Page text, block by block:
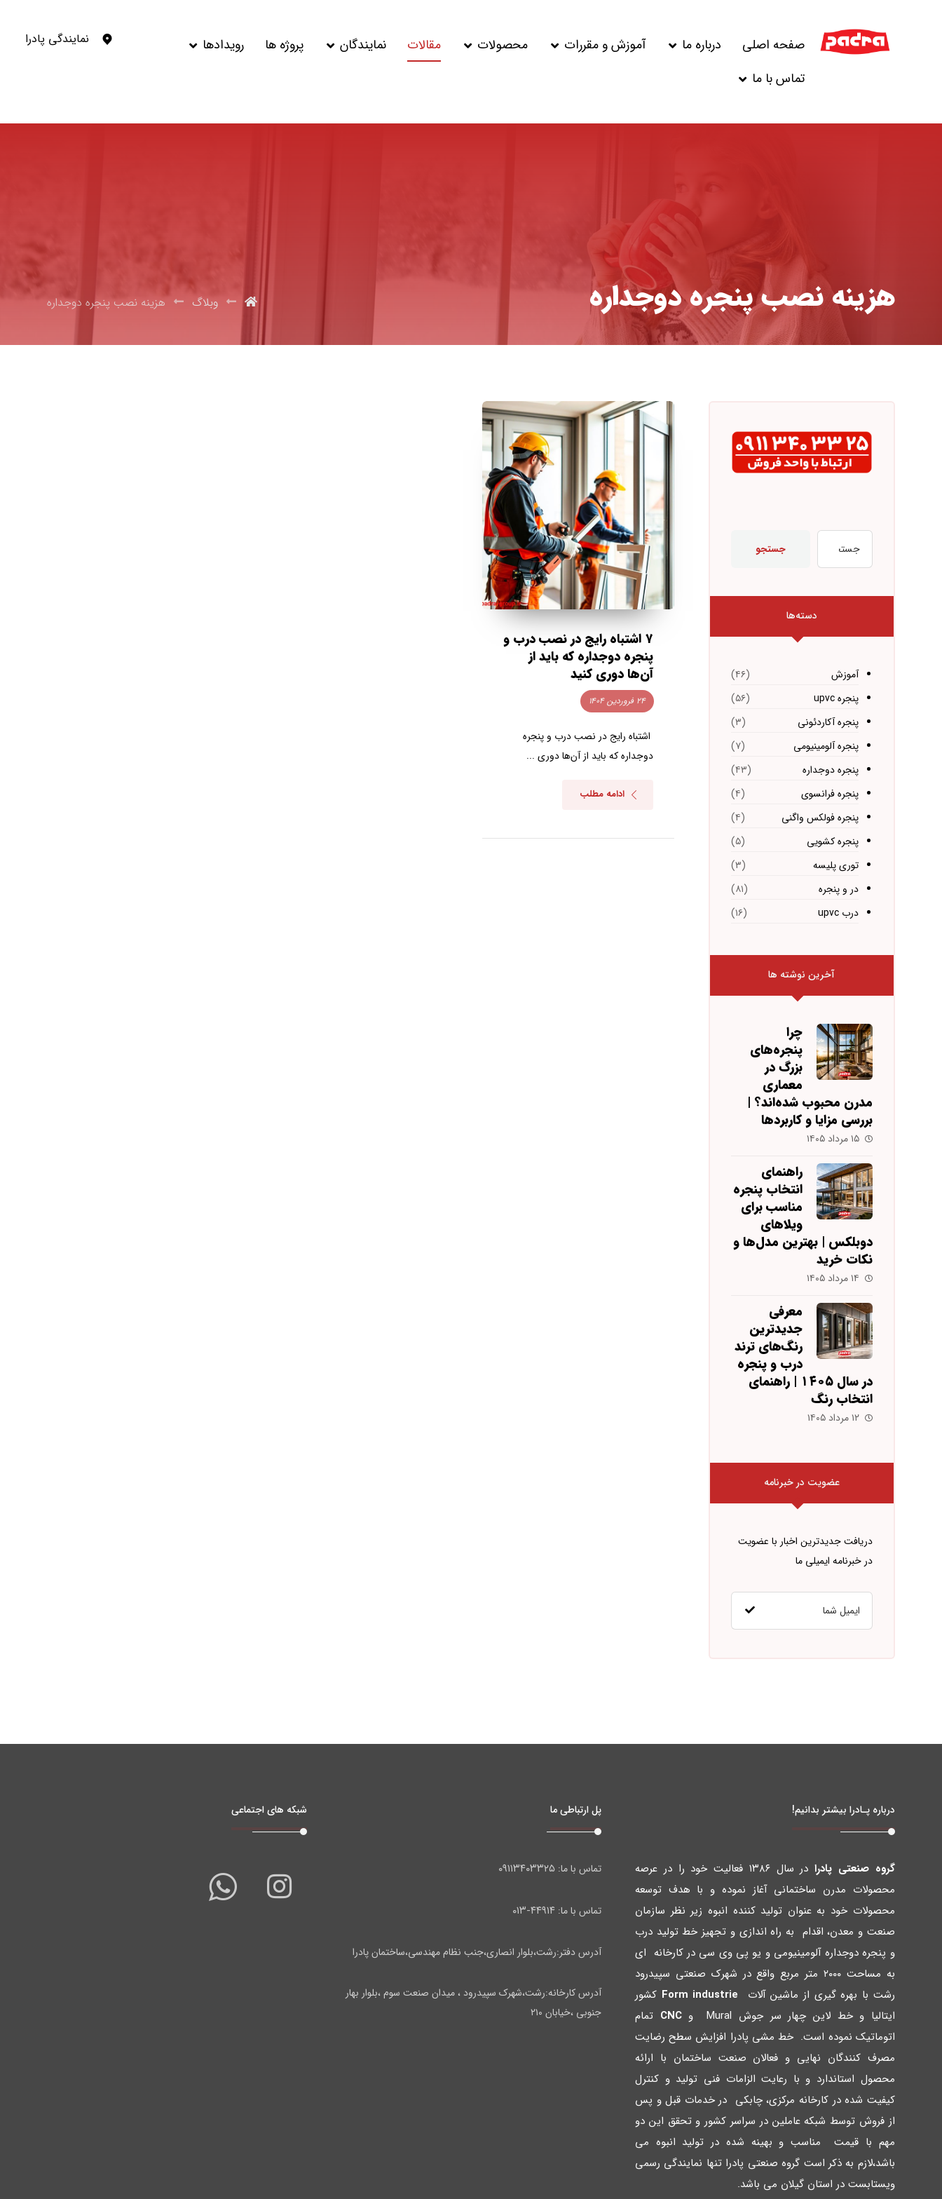
صفحه اصلی درباره ما آموزش و مقررات محصولات مقالات نمایندگان پروژه ها
رویدادها
تماس با ما
نمایندگی پادرا
هزینه نصب پنجره دوجداره وبلاگ هزینه نصب پنجره دوجداره
۷ اشتباه رایج در نصب درب و
پنجره دوجداره که باید از
آن‌ها دوری کنید
۲۴ فروردین ۱۴۰۴
اشتباه رایج در نصب درب و پنجره
دوجداره که باید از آن‌ها دوری ...
ادامه مطلب
جستجو
دسته‌ها
آموزش
(۴۶)
پنجره upvc
(۵۶)
پنجره آکاردئونی
(۳)
پنجره آلومینیومی
(۷)
پنجره دوجداره
(۴۳)
پنجره فرانسوی
(۴)
پنجره فولکس واگنی
(۴)
پنجره کشویی
(۵)
توری پلیسه
(۳)
در و پنجره
(۸۱)
درب upvc
(۱۶)
آخرین نوشته ها
چرا
پنجره‌های
بزرگ در
معماری
مدرن محبوب شده‌اند؟ |
بررسی مزایا و کاربردها
۱۵ مرداد ۱۴۰۵
راهنمای
انتخاب پنجره
مناسب برای
ویلاهای
دوبلکس | بهترین مدل‌ها و
نکات خرید
۱۴ مرداد ۱۴۰۵
معرفی
جدیدترین
رنگ‌های ترند
درب و پنجره
در سال ۱۴۰۵ | راهنمای
انتخاب رنگ
۱۲ مرداد ۱۴۰۵
عضویت در خبرنامه
دریافت جدیدترین اخبار با عضویت
در خبرنامه ایمیلی ما
درباره پـادرا بیشتر بدانیم!
گروه صنعتی پادرا
در سال ۱۳۸۶ فعالیت خود را در عرصه
محصولات مدرن ساختمانی آغاز نموده و با هدف توسعه
محصولات خود به عنوان تولید کننده انبوه زیر نظر سازمان
صنعت و معدن، اقدام به راه اندازي و تجهیز خط تولید درب
و پنجره دوجداره آلومینیومی و یو پی وي سی در کارخانه اي
به مساحت ۲۰۰۰ متر مربع واقع در شهرك صنعتی سپیدرود
رشت با بهره گیري از ماشین آلات Form industrie کشور
ایتالیا و خط لاین چهار سر جوش Mural و
CNC تمام
اتوماتیک نموده است. خط مشی پادرا افزایش سطح رضایت
مصرف کنندگان نهایی و فعالان صنعت ساختمان با ارائه
محصول استاندارد و با رعایت الزامات فنی تولید و کنترل
کیفیت شده در کارخانه مرکزي، چابکی در خدمات قبل و پس
از فروش توسط شبکه عاملین در سراسر کشور و تحقق این دو
مهم با قیمت مناسب و بهینه شده در تولید انبوه می
باشد،لازم به ذکر است گروه صنعتی پادرا تنها نمایندگی رسمی
ویستابست در استان گیلان می باشد.
پل ارتباطی ما
تماس با ما:۰۹۱۱۳۴۰۳۳۲۵
تماس با ما: ۴۴۹۱۴-۰۱۳
آدرس دفتر:رشت،بلوار انصاری،جنب نظام مهندسی،ساختمان پادرا
آدرس کارخانه:رشت،شهرک سپیدرود ، میدان صنعت سوم ،بلوار بهار
جنوبی ،خیابان ۲۱۰
شبکه های اجتماعی